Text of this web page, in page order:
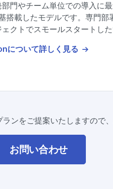
門やチーム単位での導入に最
搭載したモデルです。専門
クトでスモールスタートし
について詳しく見る
ンをご提案いたしますので
お問い合わせ